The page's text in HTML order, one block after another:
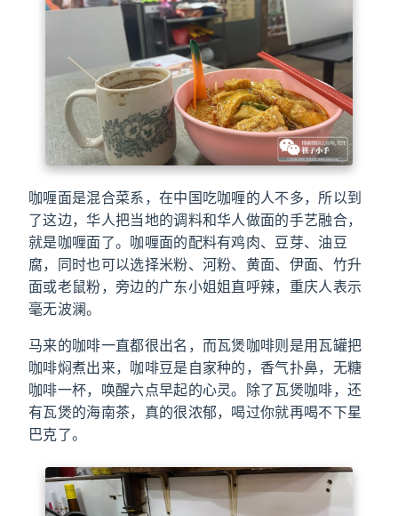
咖喱面是混合菜系，在中国吃咖喱的人不多，所以到
了这边，华人把当地的调料和华人做面的手艺融合，
就是咖喱面了。咖喱面的配料有鸡肉、豆芽、油豆
腐，同时也可以选择米粉、河粉、黄面、伊面、竹升
面或老鼠粉，旁边的广东小姐姐直呼辣，重庆人表示
毫无波澜。
马来的咖啡一直都很出名，而瓦煲咖啡则是用瓦罐把
咖啡焖煮出来，咖啡豆是自家种的，香气扑鼻，无糖
咖啡一杯，唤醒六点早起的心灵。除了瓦煲咖啡，还
有瓦煲的海南茶，真的很浓郁，喝过你就再喝不下星
巴克了。